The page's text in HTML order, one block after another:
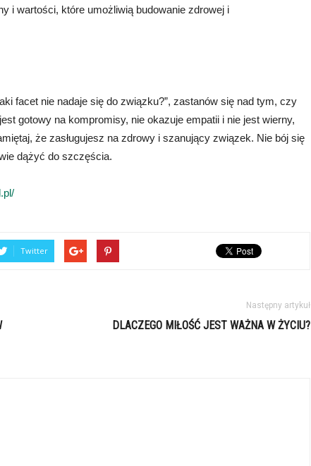
i wartości, które umożliwią budowanie zdrowej i
facet nie nadaje się do związku?”, zastanów się nad tym, czy
gotowy na kompromisy, nie okazuje empatii i nie jest wierny,
że zasługujesz na zdrowy i szanujący związek. Nie bój się
dążyć do szczęścia.
Twitter
Następny artykuł
DLACZEGO MIŁOŚĆ JEST WAŻNA W ŻYCIU?